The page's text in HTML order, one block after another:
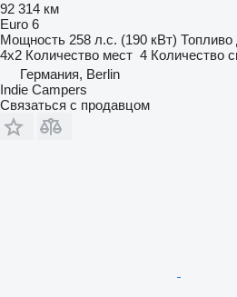
92 314 км
Euro 6
Мощность 258 л.с. (190 кВт) Топливо
4x2 Количество мест 4 Количество
Германия, Berlin
Indie Campers
Связаться с продавцом